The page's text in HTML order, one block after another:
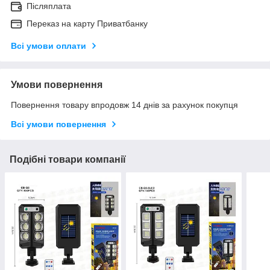
Післяплата
Переказ на карту Приватбанку
Всі умови оплати
Умови повернення
Повернення товару впродовж 14 днів за рахунок покупця
Всі умови повернення
Подібні товари компанії